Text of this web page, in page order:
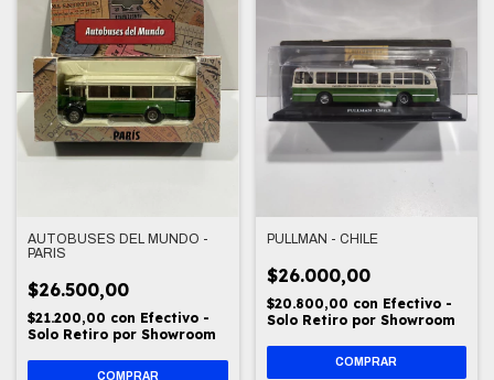
AUTOBUSES DEL MUNDO -
PARIS
$26.500,00
$21.200,00 con Efectivo -
Solo Retiro por Showroom
PULLMAN - CHILE
$26.000,00
$20.800,00 con Efectivo -
Solo Retiro por Showroom